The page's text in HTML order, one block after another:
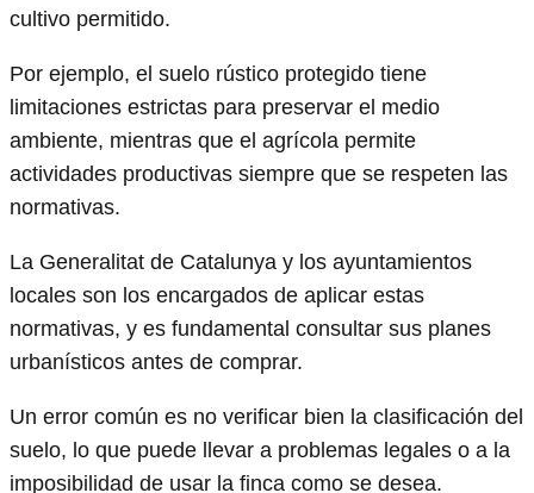
cultivo permitido.
Por ejemplo, el suelo rústico protegido tiene
limitaciones estrictas para preservar el medio
ambiente, mientras que el agrícola permite
actividades productivas siempre que se respeten las
normativas.
La Generalitat de Catalunya y los ayuntamientos
locales son los encargados de aplicar estas
normativas, y es fundamental consultar sus planes
urbanísticos antes de comprar.
Un error común es no verificar bien la clasificación del
suelo, lo que puede llevar a problemas legales o a la
imposibilidad de usar la finca como se desea.